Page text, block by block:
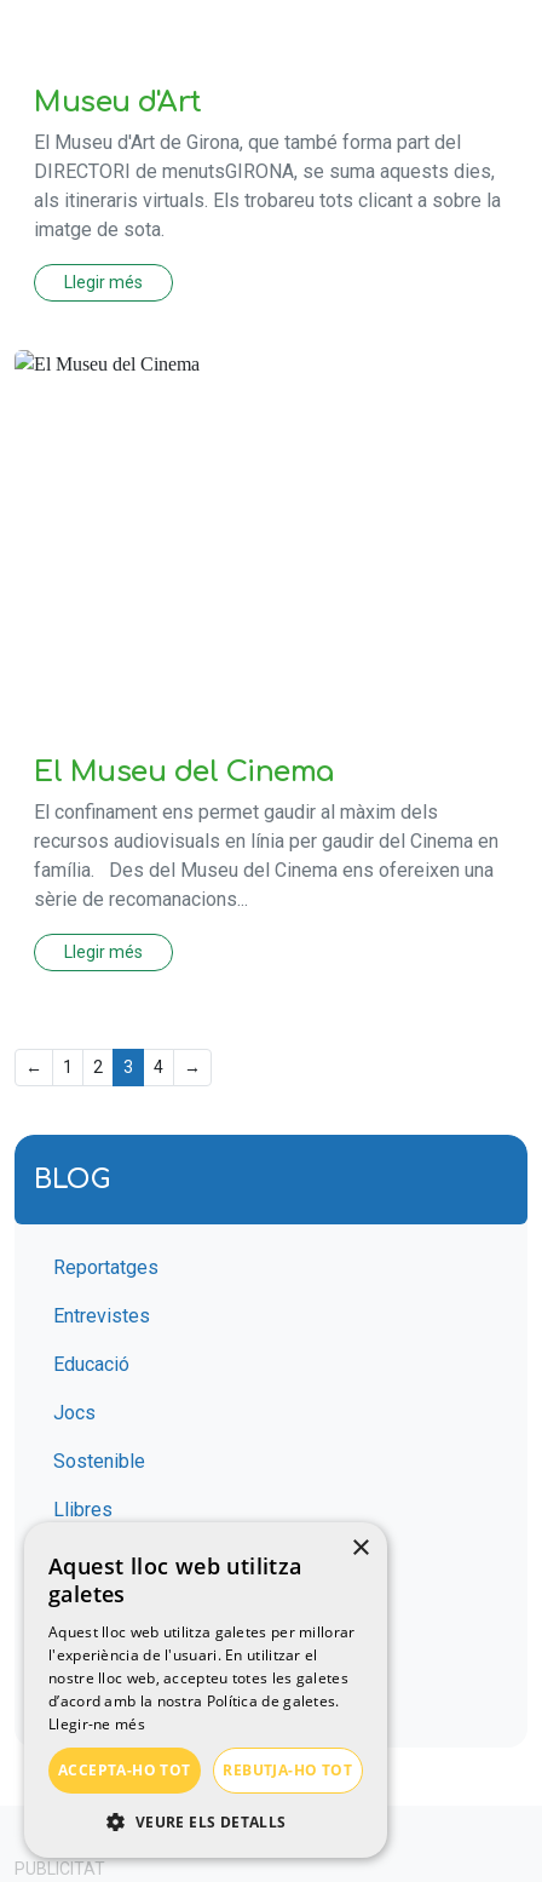
Museu d'Art
El Museu d'Art de Girona, que també forma part del
DIRECTORI de menutsGIRONA, se suma aquests dies,
als itineraris virtuals. Els trobareu tots clicant a sobre la
imatge de sota.
Llegir més
El Museu del Cinema
El confinament ens permet gaudir al màxim dels
recursos audiovisuals en línia per gaudir del Cinema en
família. Des del Museu del Cinema ens ofereixen una
sèrie de recomanacions...
Llegir més
← 1 2 3 4 →
BLOG
Reportatges
Entrevistes
Educació
Jocs
Sostenible
Llibres
Salut / Nutrició
Gastronomia
Descobrir
No t'ho perdis Catalunya
PUBLICITAT
×
Aquest lloc web utilitza
galetes
Aquest lloc web utilitza galetes per millorar
l'experiència de l'usuari. En utilitzar el
nostre lloc web, accepteu totes les galetes
d’acord amb la nostra Política de galetes.
Llegir-ne més
ACCEPTA-HO TOT REBUTJA-HO TOT
VEURE ELS DETALLS
ESTRICTAMENT NECESSÀRIES